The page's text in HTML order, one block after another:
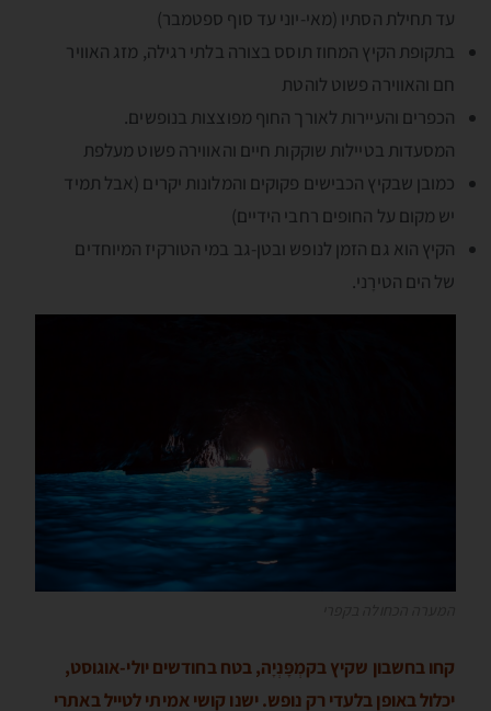
עד תחילת הסתיו (מאי-יוני עד סוף ספטמבר)
בתקופת הקיץ המחוז תוסס בצורה בלתי רגילה, מזג האוויר
חם והאווירה פשוט לוהטת
הכפרים והעיירות לאורך החוף מפוצצות בנופשים.
המסעדות בטיילות שוקקות חיים והאווירה פשוט מעלפת
כמובן שבקיץ הכבישים פקוקים והמלונות יקרים (אבל תמיד
יש מקום על החופים רחבי הידיים)
הקיץ הוא גם הזמן לנופש ובטן-גב במי הטורקיז המיוחדים
של הים הטירָני.
קחו בחשבון שקיץ בקמְפָּנְיָה, בטח בחודשים יולי-אוגוסט,
יכלול באופן בלעדי רק נופש. ישנו קושי אמיתי לטייל באתרי